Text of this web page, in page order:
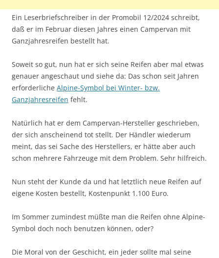
Ein Leserbriefschreiber in der Promobil 12/2024 schreibt,
daß er im Februar diesen Jahres einen Campervan mit
Ganzjahresreifen bestellt hat.
Soweit so gut, nun hat er sich seine Reifen aber mal etwas
genauer angeschaut und siehe da: Das schon seit Jahren
erforderliche Alpine-Symbol bei Winter- bzw.
Ganzjahresreifen fehlt.
Natürlich hat er dem Campervan-Hersteller geschrieben,
der sich anscheinend tot stellt. Der Händler wiederum
meint, das sei Sache des Herstellers, er hätte aber auch
schon mehrere Fahrzeuge mit dem Problem. Sehr hilfreich.
Nun steht der Kunde da und hat letztlich neue Reifen auf
eigene Kosten bestellt, Kostenpunkt 1.100 Euro.
Im Sommer zumindest müßte man die Reifen ohne Alpine-
Symbol doch noch benutzen können, oder?
Die Moral von der Geschicht, ein jeder sollte mal seine